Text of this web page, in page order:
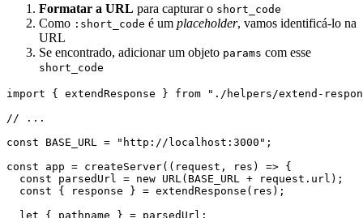
Formatar a URL para capturar o short_code
Como :short_code é um placeholder, vamos identificá-lo na
URL
Se encontrado, adicionar um objeto params com esse
short_code
import { extendResponse } from "./helpers/extend-
// ...
const BASE_URL = "http://localhost:3000";
const app = createServer((request, res) => {
  const parsedUrl = new URL(BASE_URL + request.url);
  const { response } = extendResponse(res);
  let { pathname } = parsedUrl;